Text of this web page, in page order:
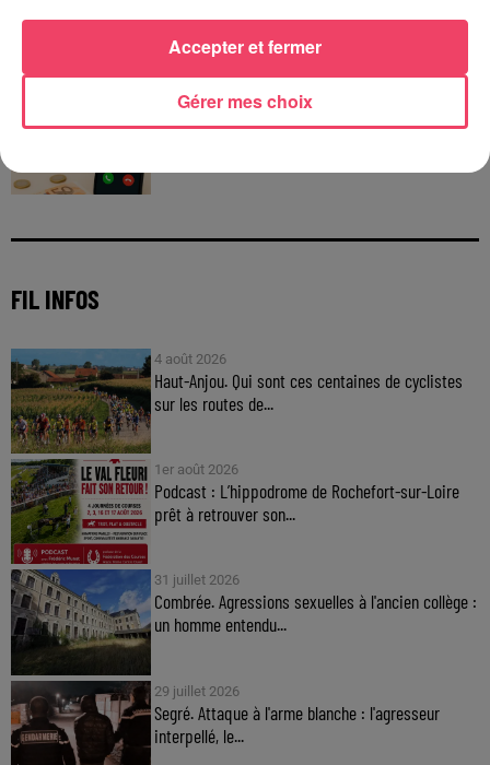
C'est plus ou c'est moins : Jusqu'à 300€ à gagner
Jouez malin et visez le gros gain ! Chaque
FIL INFOS
4 août 2026
Haut-Anjou. Qui sont ces centaines de cyclistes
sur les routes de...
1er août 2026
Podcast : L’hippodrome de Rochefort-sur-Loire
prêt à retrouver son...
31 juillet 2026
Combrée. Agressions sexuelles à l'ancien collège :
un homme entendu...
29 juillet 2026
Segré. Attaque à l'arme blanche : l'agresseur
interpellé, le...
Gérer mes choix
Accepter et fermer